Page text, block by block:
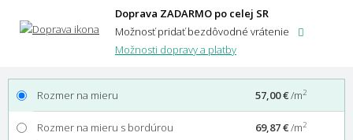
Doprava ZADARMO po celej SR
Možnosť pridať bezdôvodné vrátenie
Možnosti dopravy a platby
Rozmer na mieru 57,00 €/m2
Rozmer na mieru s bordúrou 69,87 €/m2